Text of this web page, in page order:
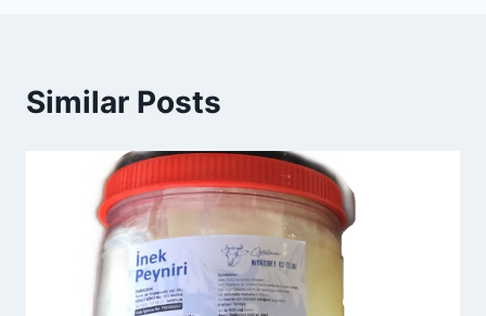
Similar Posts